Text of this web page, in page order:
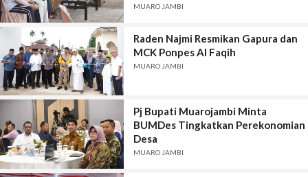
MUARO JAMBI
Raden Najmi Resmikan Gapura dan
MCK Ponpes Al Faqih
MUARO JAMBI
Pj Bupati Muarojambi Minta
BUMDes Tingkatkan Perekonomian
Desa
MUARO JAMBI